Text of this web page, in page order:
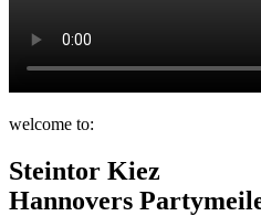
welcome to:
Steintor Kiez
Hannovers